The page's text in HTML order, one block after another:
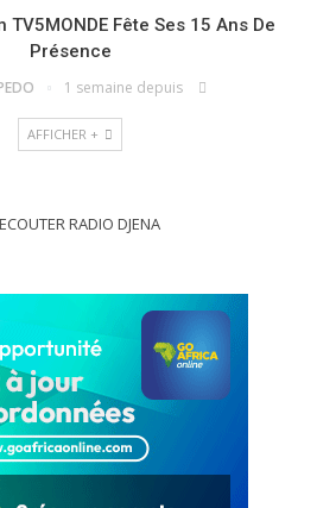
TV5MONDE Fête Ses 15 Ans De
Présence
1 semaine depuis
AFFICHER +